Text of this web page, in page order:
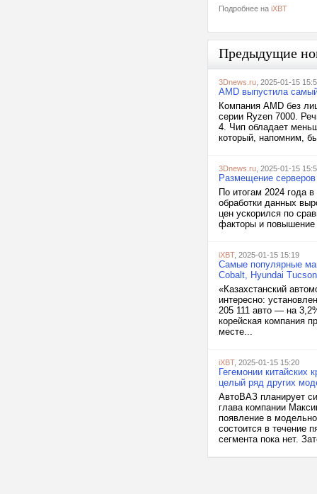
Подробнее на iXBT
Предыдущие
3Dnews.ru , 2025-01-15
AMD выпустила
Компания AMD без
серии Ryzen 7000.
4. Чип обладает
который, напомним,
3Dnews.ru , 2025-01-15
Размещение
По итогам 2024 года
обработки данных
цен ускорился по
факторы и повышение
iXBT, 2025-01-15 15:19
Самые популярные
Cobalt, Hyundai
«Казахстанский
интересно:
205 111 авто — на
корейская компания
месте...
iXBT, 2025-01-15 15:20
Гегемонии китайских
целый ряд других
АвтоВАЗ планирует
глава компании
появление в
состоится в течение
сегмента пока нет.